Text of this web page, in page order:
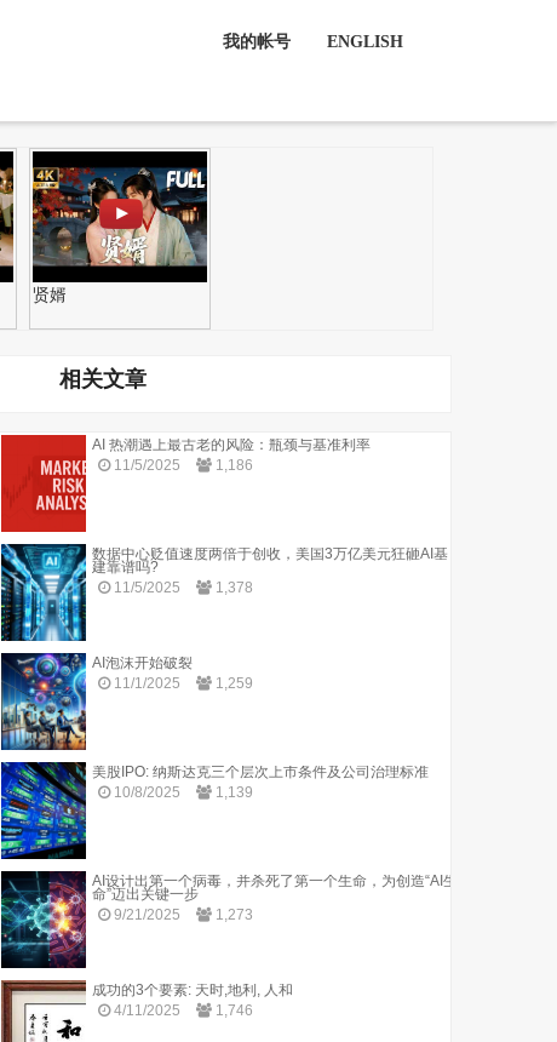
我的帐号 ENGLISH
贤婿
相关文章
AI 热潮遇上最古老的风险：瓶颈与基准利率
11/5/2025
1,186
数据中心贬值速度两倍于创收，美国3万亿美元狂砸AI基
建靠谱吗?
11/5/2025
1,378
AI泡沫开始破裂
11/1/2025
1,259
美股IPO: 纳斯达克三个层次上市条件及公司治理标准
10/8/2025
1,139
AI设计出第一个病毒，并杀死了第一个生命，为创造“AI生
命”迈出关键一步
9/21/2025
1,273
成功的3个要素: 天时,地利, 人和
4/11/2025
1,746